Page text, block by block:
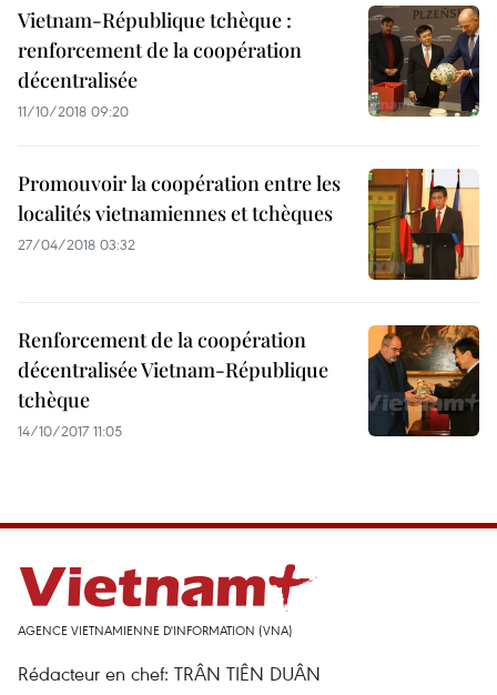
Vietnam-République tchèque :
renforcement de la coopération
décentralisée
11/10/2018 09:20
Promouvoir la coopération entre les
localités vietnamiennes et tchèques
27/04/2018 03:32
Renforcement de la coopération
décentralisée Vietnam-République
tchèque
14/10/2017 11:05
AGENCE VIETNAMIENNE D'INFORMATION (VNA)
Rédacteur en chef: TRÂN TIÊN DUÂN